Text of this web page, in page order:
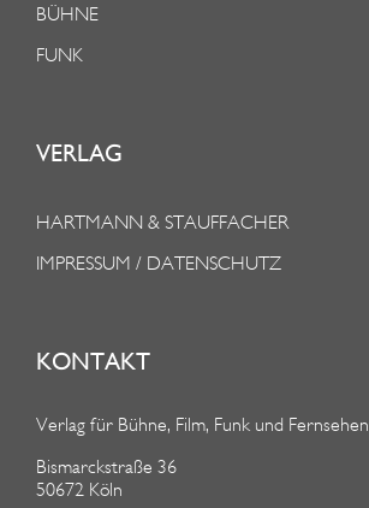
BÜHNE
FUNK
VERLAG
HARTMANN & STAUFFACHER
IMPRESSUM / DATENSCHUTZ
KONTAKT
Verlag für Bühne, Film, Funk und Fernsehen
Bismarckstraße 36
50672 Köln